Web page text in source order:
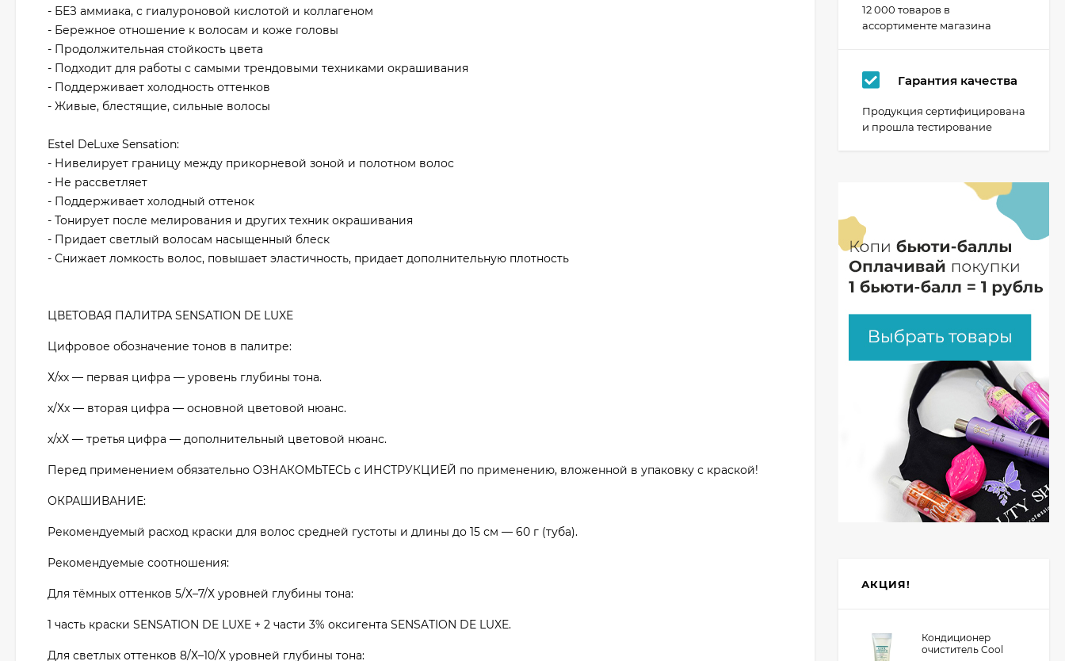
- БЕЗ аммиака, с гиалуроновой кислотой и коллагеном
- Бережное отношение к волосам и коже головы
- Продолжительная стойкость цвета
- Подходит для работы с самыми трендовыми техниками окрашивания
- Поддерживает холодность оттенков
- Живые, блестящие, сильные волосы
Estel DeLuxe Sensation:
- Нивелирует границу между прикорневой зоной и полотном волос
- Не рассветляет
- Поддерживает холодный оттенок
- Тонирует после мелирования и других техник окрашивания
- Придает светлый волосам насыщенный блеск
- Снижает ломкость волос, повышает эластичность, придает дополнительную плотность
ЦВЕТОВАЯ ПАЛИТРА SENSATION DE LUXE
Цифровое обозначение тонов в палитре:
Х/хх — первая цифра — уровень глубины тона.
х/Хх — вторая цифра — основной цветовой нюанс.
х/хХ — третья цифра — дополнительный цветовой нюанс.
Перед применением обязательно ОЗНАКОМЬТЕСЬ с ИНСТРУКЦИЕЙ по применению, вложенной в упаковку с краской!
ОКРАШИВАНИЕ:
Рекомендуемый расход краски для волос средней густоты и длины до 15 см — 60 г (туба).
Рекомендуемые соотношения:
Для тёмных оттенков 5/Х–7/Х уровней глубины тона:
1 часть краски SENSATION DE LUXE + 2 части 3% оксигента SENSATION DE LUXE.
Для светлых оттенков 8/Х–10/Х уровней глубины тона:
12 000 товаров в
ассортименте магазина
Гарантия качества
Продукция сертифицирована
и прошла тестирование
АКЦИЯ!
Кондиционер
очиститель Cool